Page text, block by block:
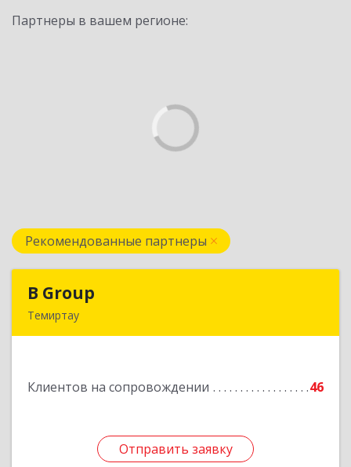
Партнеры в вашем регионе:
Рекомендованные партнеры
B Group
Темиртау
Клиентов на сопровождении 46
Отправить заявку
Подробнее
Отправить заявку